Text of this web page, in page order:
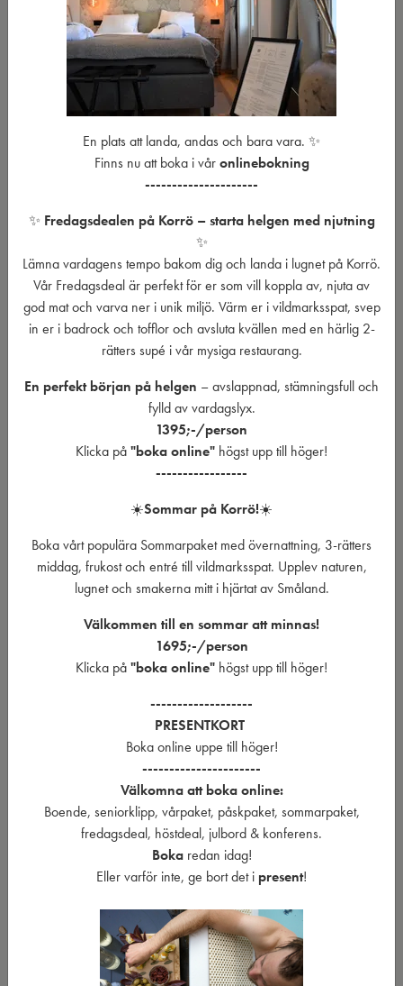
AKTUELLT
FREDAG - LÖRDAG, JAN - MAJ
Fredagsdealen!
Släpp veckan och njut av en oslagbar
Detta paket är perfekt för er som vill koppla av,
varva ner och njuta lite extra efter en hektisk vecka.
Upplev fredagsmys i unik miljö med tillgång till vårt
uppskattade vildmarksspa och en2-rätters supéi
vår restaurang, där ni fritt väljer från à la carte-
Tillgång till vårt vildmarksspa
Badrock & tofflor
Frukost
250 SEK
En perfekt start på helgen fylld medavkoppling,
god mat och mysig stämning!
vårt
En plats att landa, andas och bara vara. ✨
Finns nu att boka i våronlinebokning
---------------------
✨ Fredagsdealen på Korrö – starta helgen med njutning
✨
Lämna vardagens tempo bakom dig och landa i lugnet på Korrö.
Vår Fredagsdeal är perfekt för er som vill koppla av, njuta av
god mat och varva ner i unik miljö. Värm er i vildmarksspat, svep
in er i badrock och tofflor och avsluta kvällen med en härlig 2-
rätters supé i vår mysiga restaurang.
En perfekt början på helgen – avslappnad, stämningsfull och
fylld av vardagslyx.
1395;-/person
Klicka på"boka online" högst upp till höger!
-----------------
☀️Sommar på Korrö!☀️
Boka vårt populära Sommarpaket med övernattning, 3-rätters
middag, frukost och entré till vildmarksspat. Upplev naturen,
lugnet och smakerna mitt i hjärtat av Småland.
Välkommen till en sommar att minnas!
1695;-/person
Klicka på"boka online" högst upp till höger!
-------------------
PRESENTKORT
Boka online uppe till höger!
----------------------
Välkomna att boka online:
Boende, seniorklipp, vårpaket, påskpaket, sommarpaket,
fredagsdeal, höstdeal, julbord & konferens.
Bokaredan idag!
Eller varför inte, ge bort det i present!